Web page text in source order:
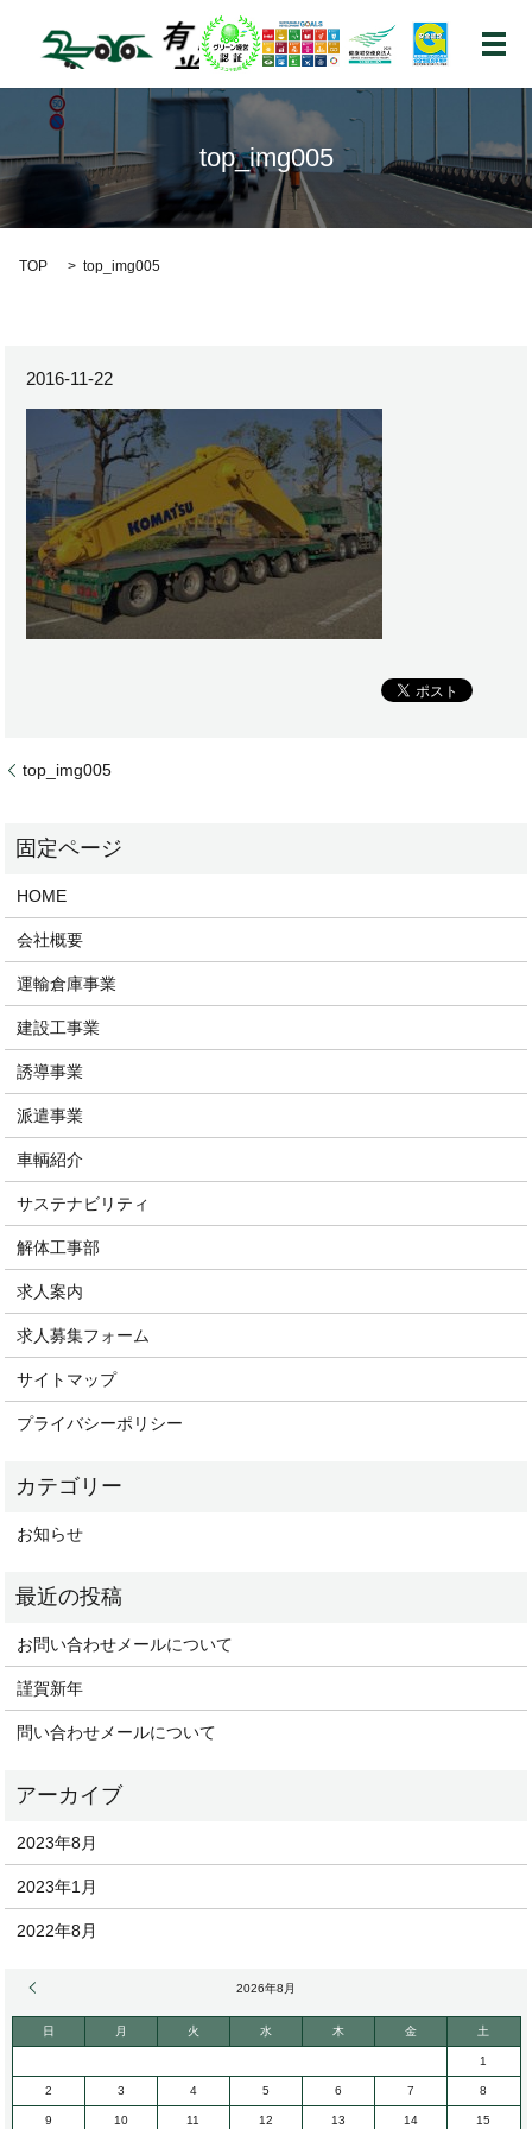
メ
top_img005
TOP top_img005
2016-11-22
top_img005
HOME
会社概要
運輸倉庫事業
建設工事業
誘導事業
派遣事業
車輌紹介
サステナビリティ
解体工事部
求人案内
求人募集フォーム
サイトマップ
プライバシーポリシー
お知らせ
お問い合わせメールについて
謹賀新年
問い合わせメールについて
2023年8月
2023年1月
2022年8月
2026年8月
日 月 火 水 木 金 土
1
2 3 4 5 6 7 8
9 10 11 12 13 14 15